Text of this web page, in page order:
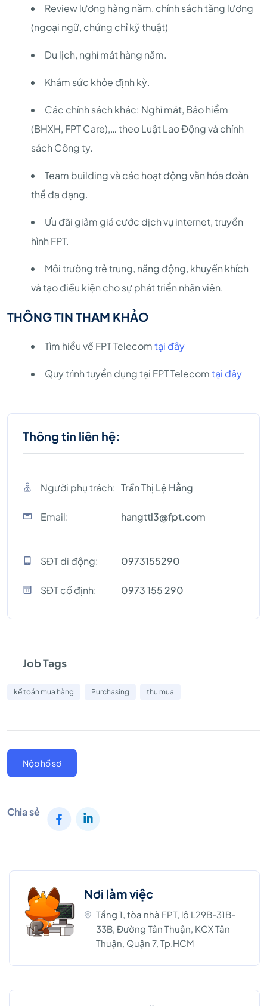
Review lương hàng năm, chính sách tăng lương
(ngoại ngữ, chứng chỉ kỹ thuật)
Du lịch, nghỉ mát hàng năm.
Khám sức khỏe định kỳ.
Các chính sách khác: Nghỉ mát, Bảo hiểm
(BHXH, FPT Care),… theo Luật Lao Động và chính
sách Công ty.
Team building và các hoạt động văn hóa đoàn
thể đa dạng.
Ưu đãi giảm giá cước dịch vụ internet, truyền
hình FPT.
Môi trường trẻ trung, năng động, khuyến khích
và tạo điều kiện cho sự phát triển nhân viên.
THÔNG TIN THAM KHẢO
Tìm hiểu về FPT Telecomtại đây
Quy trình tuyển dụng tại FPT Telecomtại đây
Thông tin liên hệ:
Người phụ trách: Trần Thị Lệ Hằng
Email: hangttl3@fpt.com
SĐT di động: 0973155290
SĐT cố định: 0973 155 290
Job Tags
kế toán mua hàng Purchasing thu mua
Nộp hồ sơ
Chia sẻ
Nơi làm việc
Tầng 1, tòa nhà FPT, lô L29B-31B-
33B, Đường Tân Thuận, KCX Tân
Thuận, Quận 7, Tp.HCM